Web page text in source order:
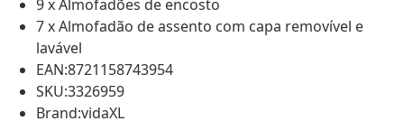
9 x Almofadões de encosto
7 x Almofadão de assento com capa removível e
lavável
EAN:8721158743954
SKU:3326959
Brand:vidaXL